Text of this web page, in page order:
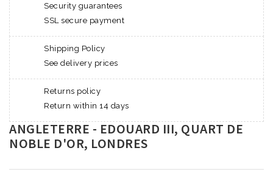
Security guarantees
SSL secure payment
Shipping Policy
See delivery prices
Returns policy
Return within 14 days
ANGLETERRE - EDOUARD III, QUART DE
NOBLE D'OR, LONDRES